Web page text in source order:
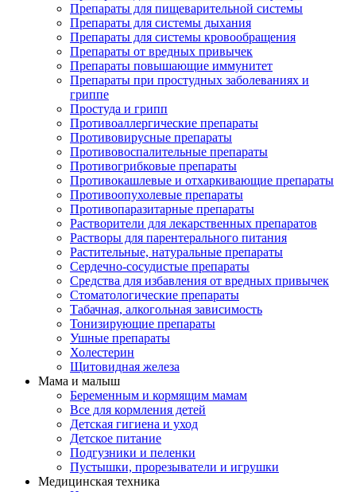
Препараты для пищеварительной системы
Препараты для системы дыхания
Препараты для системы кровообращения
Препараты от вредных привычек
Препараты повышающие иммунитет
Препараты при простудных заболеваниях и
гриппе
Простуда и грипп
Противоаллергические препараты
Противовирусные препараты
Противовоспалительные препараты
Противогрибковые препараты
Противокашлевые и отхаркивающие препараты
Противоопухолевые препараты
Противопаразитарные препараты
Растворители для лекарственных препаратов
Растворы для парентерального питания
Растительные, натуральные препараты
Сердечно-сосудистые препараты
Средства для избавления от вредных привычек
Стоматологические препараты
Табачная, алкогольная зависимость
Тонизирующие препараты
Ушные препараты
Холестерин
Щитовидная железа
Мама и малыш
Беременным и кормящим мамам
Все для кормления детей
Детская гигиена и уход
Детское питание
Подгузники и пеленки
Пустышки, прорезыватели и игрушки
Медицинская техника